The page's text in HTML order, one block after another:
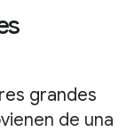
grandes
de una